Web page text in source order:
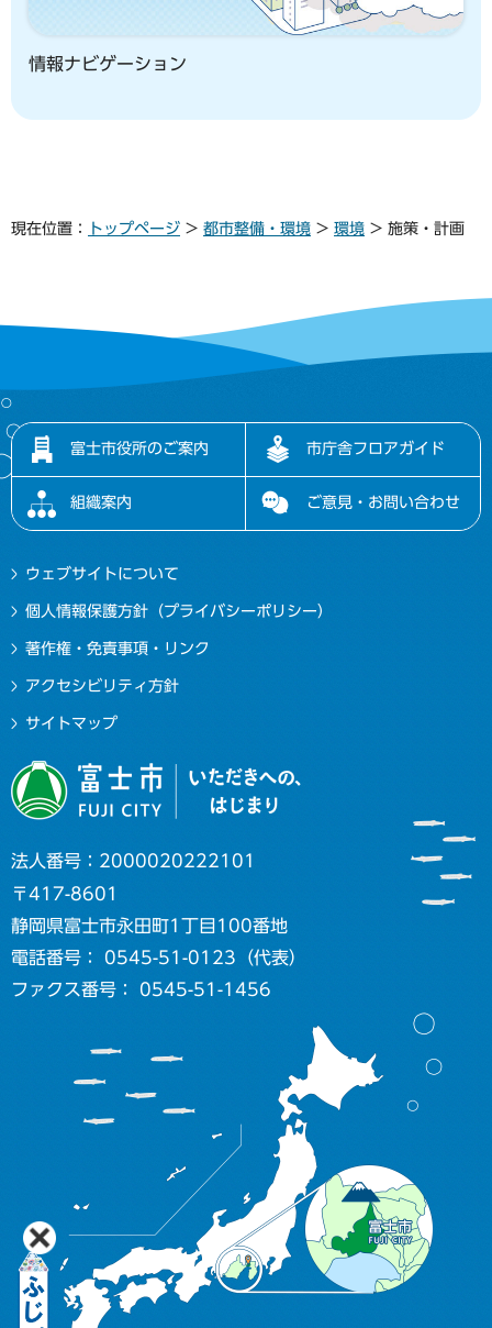
情報ナビゲーション
現在位置： トップページ > 都市整備・環境 > 環境 > 施策・計画
富士市役所のご案内 市庁舎フロアガイド
組織案内 ご意見・お問い合わせ
ウェブサイトについて
個人情報保護方針（プライバシーポリシー）
著作権・免責事項・リンク
アクセシビリティ方針
サイトマップ
法人番号：2000020222101
〒417-8601
静岡県富士市永田町1丁目100番地
電話番号： 0545-51-0123（代表）
ファクス番号： 0545-51-1456